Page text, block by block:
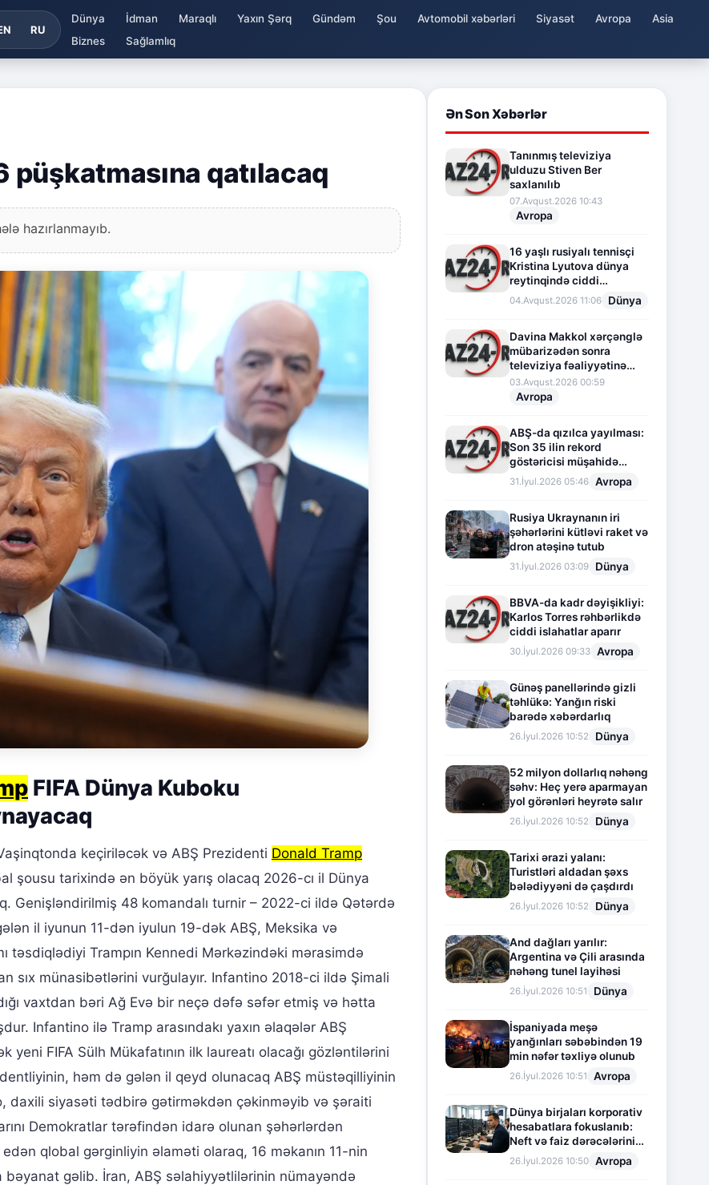
RU
Dünya İdman Maraqlı Yaxın Şərq Gündəm Şou Avtomobil xəbərləri Siyasət Avropa
Asia
Biznes
Sağlamlıq
qatılacaq
hazırlanmayıb.
FIFA Dünya Kuboku
keçiriləcək və ABŞ Prezidenti Donald Tramp
şousu tarixində ən böyük yarış olacaq 2026-cı il Dünya
Genişləndirilmiş 48 komandalı turnir – 2022-ci ildə Qətərdə
il iyunun 11-dən iyulun 19-dək ABŞ, Meksika və
təsdiqlədiyi Trampın Kennedi Mərkəzindəki mərasimdə
sıx münasibətlərini vurğulayır. Infantino 2018-ci ildə Şimali
vaxtdan bəri Ağ Evə bir neçə dəfə səfər etmiş və hətta
Infantino ilə Tramp arasındakı yaxın əlaqələr ABŞ
FIFA Sülh Mükafatının ilk laureatı olacağı gözləntilərini
həm də gələn il qeyd olunacaq ABŞ müstəqilliyinin
daxili siyasəti tədbirə gətirməkdən çəkinməyib və şəraiti
Demokratlar tərəfindən idarə olunan şəhərlərdən
qlobal gərginliyin əlaməti olaraq, 16 məkanın 11-nin
bəyanat gəlib. İran, ABŞ səlahiyyətlilərinin nümayəndə
Ən Son Xəbərlər
Tanınmış televiziya
ulduzu Stiven Ber
saxlanılıb
07.Avqust.2026 10:43
Avropa
16 yaşlı rusiyalı tennisçi
Kristina Lyutova dünya
reytinqində ciddi
irəliləyişə imza atdı
04.Avqust.2026 11:06 Dünya
Davina Makkol xərçənglə
mübarizədən sonra
televiziya fəaliyyətinə
fasilə verir
03.Avqust.2026 00:59
Avropa
ABŞ-da qızılca yayılması:
Son 35 ilin rekord
göstəricisi müşahidə
olunur
31.İyul.2026 05:46 Avropa
Rusiya Ukraynanın iri
şəhərlərini kütləvi raket və
dron atəşinə tutub
31.İyul.2026 03:09 Dünya
BBVA-da kadr dəyişikliyi:
Karlos Torres rəhbərlikdə
ciddi islahatlar aparır
30.İyul.2026 09:33 Avropa
Günəş panellərində gizli
təhlükə: Yanğın riski
barədə xəbərdarlıq
26.İyul.2026 10:52 Dünya
52 milyon dollarlıq nəhəng
səhv: Heç yerə aparmayan
yol görənləri heyrətə salır
26.İyul.2026 10:52 Dünya
Tarixi ərazi yalanı:
Turistləri aldadan şəxs
bələdiyyəni də çaşdırdı
26.İyul.2026 10:52 Dünya
And dağları yarılır:
Argentina və Çili arasında
nəhəng tunel layihəsi
26.İyul.2026 10:51 Dünya
İspaniyada meşə
yanğınları səbəbindən 19
min nəfər təxliyə olunub
26.İyul.2026 10:51 Avropa
Dünya birjaları korporativ
hesabatlara fokuslanıb:
Neft və faiz dərəcələrinin
təsiri altında cari vəziyyət
26.İyul.2026 10:50 Avropa